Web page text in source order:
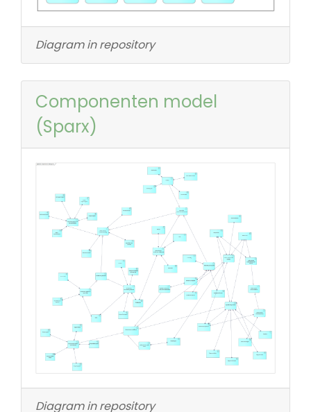
Diagram in repository
Componenten model
(Sparx)
Diagram in repository